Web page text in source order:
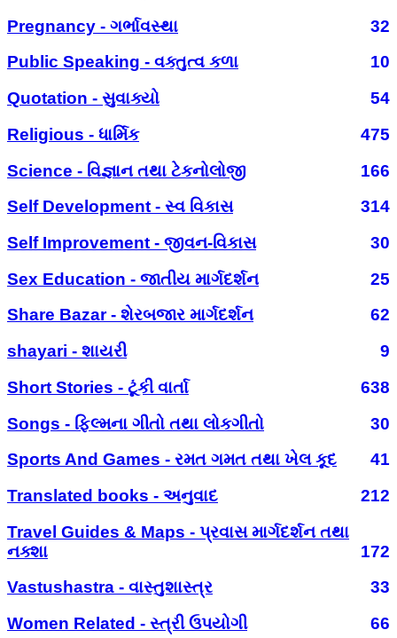
Pregnancy - ગર્ભાવસ્થા
32
Public Speaking - વક્તુત્વ કળા
10
Quotation - સુવાક્યો
54
Religious - ધાર્મિક
475
Science - વિજ્ઞાન તથા ટેકનોલોજી
166
Self Development - સ્વ વિકાસ
314
Self Improvement - જીવન-વિકાસ
30
Sex Education - જાતીય માર્ગદર્શન
25
Share Bazar - શેરબજાર માર્ગદર્શન
62
shayari - શાયરી
9
Short Stories - ટૂંકી વાર્તા
638
Songs - ફિલ્મના ગીતો તથા લોકગીતો
30
Sports And Games - રમત ગમત તથા ખેલ કૂદ
41
Translated books - અનુવાદ
212
Travel Guides & Maps - પ્રવાસ માર્ગદર્શન તથા
નક્શા
172
Vastushastra - વાસ્તુશાસ્ત્ર
33
Women Related - સ્ત્રી ઉપયોગી
66